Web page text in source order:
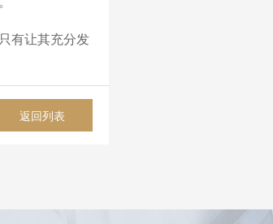
有让其充分发
返回列表